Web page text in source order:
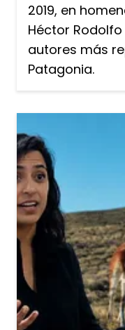
2019, en
Héctor Rodolfo
autores más
Patagonia.